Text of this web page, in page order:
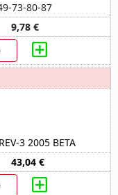
73-80-87
9,78 €
3 2005 BETA
43,04 €